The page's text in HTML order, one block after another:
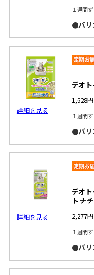
１週間
●バリ
詳細を見る
デオト
1,628円
１週間
●バリ
詳細を見る
デオト
ト ナ
2,277円
１週間
●バリ